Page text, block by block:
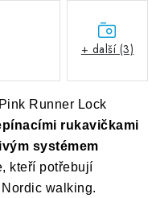
Runner Lock
rukavičkami
systémem
kteří potřebují
walking.
+ další (3)